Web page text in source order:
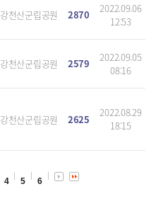
강천산군립공원 2870
2022.09.06
12:53
강천산군립공원 2579
2022.09.05
08:16
강천산군립공원 2625
2022.08.29
18:15
4 5 6